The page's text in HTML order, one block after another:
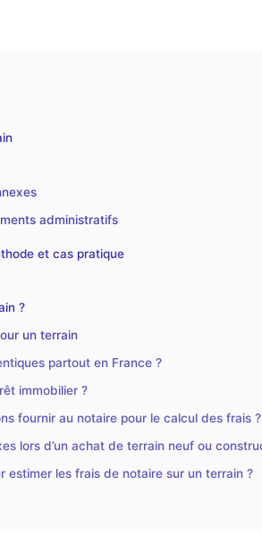
administratifs
et cas pratique
?
un terrain
partout en France ?
immobilier ?
fournir au notaire pour le calcul des frais ?
lors d’un achat de terrain neuf ou
les frais de notaire sur un terrain ?